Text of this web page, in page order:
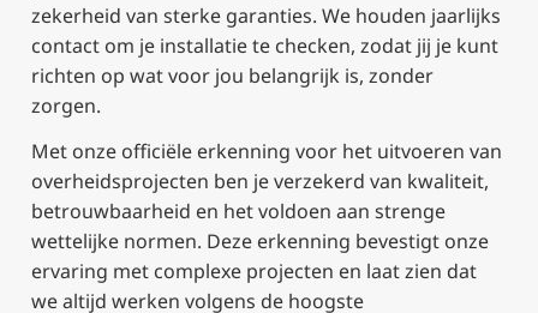
zekerheid van sterke garanties. We houden jaarlijks
contact om je installatie te checken, zodat jij je kunt
richten op wat voor jou belangrijk is, zonder
zorgen.
Met onze officiële erkenning voor het uitvoeren van
overheidsprojecten ben je verzekerd van kwaliteit,
betrouwbaarheid en het voldoen aan strenge
wettelijke normen. Deze erkenning bevestigt onze
ervaring met complexe projecten en laat zien dat
we altijd werken volgens de hoogste